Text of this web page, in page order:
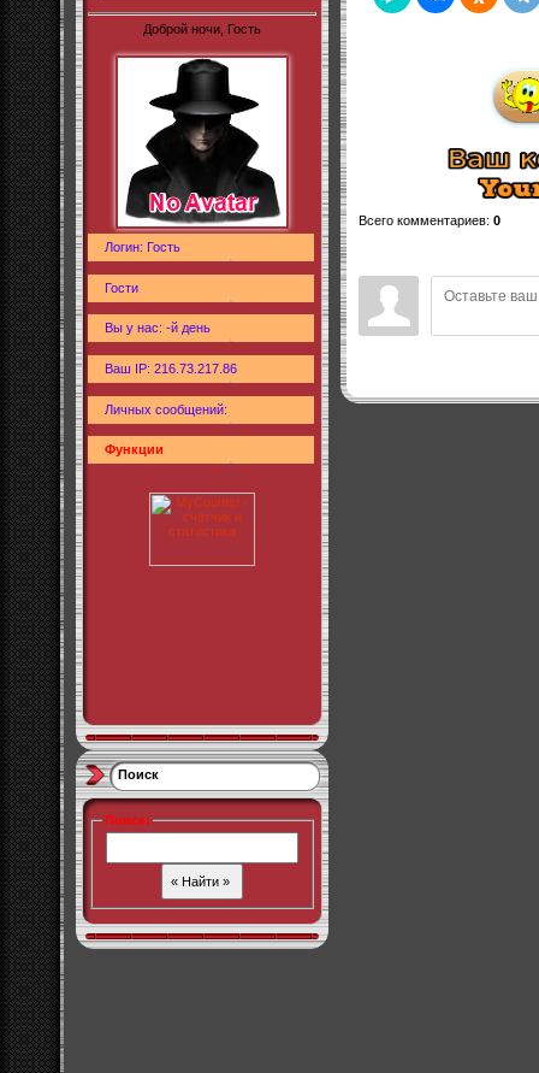
Доброй ночи, Гость
Логин: Гость
Гости
Вы у нас: -й день
Ваш IP: 216.73.217.86
Личных сообщений:
Функции
Поиск
Поиск:
Всего комментариев: 0